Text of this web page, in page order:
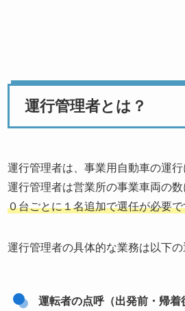
運行管理者とは？
運行管理者は、事業用自動車の運
運行管理者は営業所の事業車両の
０台ごとに１名追加で選任が必要
運行管理者の具体的な業務は以下の
運転者の点呼（出発前・帰着